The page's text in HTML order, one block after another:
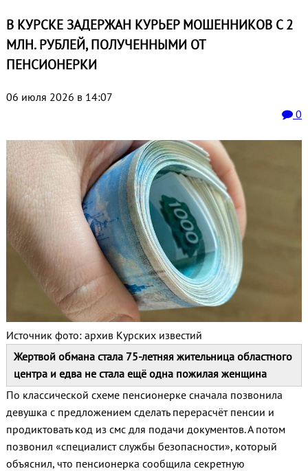
В КУРСКЕ ЗАДЕРЖАН КУРЬЕР МОШЕННИКОВ С 2
МЛН. РУБЛЕЙ, ПОЛУЧЕННЫМИ ОТ
ПЕНСИОНЕРКИ
06 июля 2026 в 14:07
0
Источник фото: архив Курских известий
Жертвой обмана стала 75-летняя жительница областного
центра и едва не стала ещё одна пожилая женщина
По классической схеме пенсионерке сначала позвонила
девушка с предложением сделать перерасчёт пенсии и
продиктовать код из смс для подачи документов. А потом
позвонил «специалист службы безопасности», который
объяснил, что пенсионерка сообщила секретную